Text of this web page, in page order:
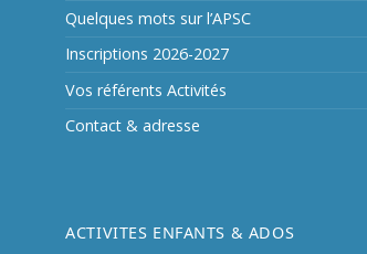
Quelques mots sur l’APSC
Inscriptions 2026-2027
Vos référents Activités
Contact & adresse
ACTIVITES ENFANTS & ADOS